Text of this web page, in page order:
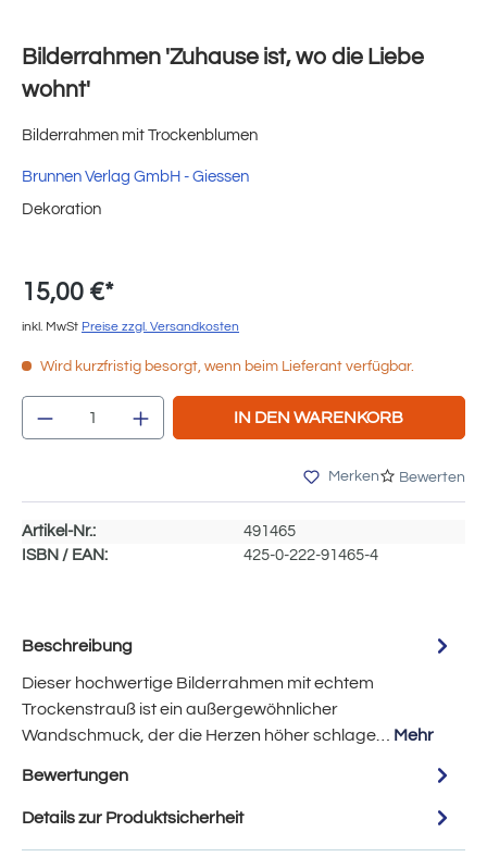
Bilderrahmen 'Zuhause ist, wo die Liebe
wohnt'
Bilderrahmen mit Trockenblumen
Brunnen Verlag GmbH - Giessen
Dekoration
15,00 €*
inkl. MwSt Preise zzgl. Versandkosten
Wird kurzfristig besorgt, wenn beim Lieferant verfügbar.
Produkt Anzahl: Gib den gewünschten
IN DEN WARENKORB
Merken Bewerten
Artikel-Nr.:
491465
ISBN / EAN:
425-0-222-91465-4
Beschreibung
Dieser hochwertige Bilderrahmen mit echtem
Trockenstrauß ist ein außergewöhnlicher
Wandschmuck, der die Herzen höher schlage… Mehr
Bewertungen
Details zur Produktsicherheit